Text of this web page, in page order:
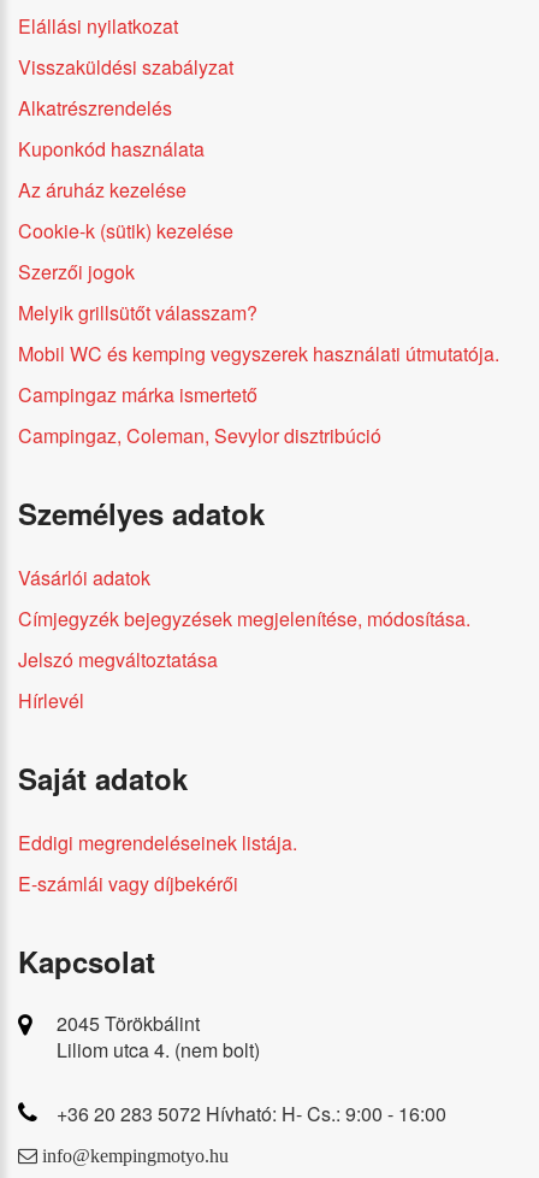
Elállási nyilatkozat
Visszaküldési szabályzat
Alkatrészrendelés
Kuponkód használata
Az áruház kezelése
Cookie-k (sütik) kezelése
Szerzői jogok
Melyik grillsütőt válasszam?
Mobil WC és kemping vegyszerek használati útmutatója.
Campingaz márka ismertető
Campingaz, Coleman, Sevylor disztribúció
Személyes adatok
Vásárlói adatok
Címjegyzék bejegyzések megjelenítése, módosítása.
Jelszó megváltoztatása
Hírlevél
Saját adatok
Eddigi megrendeléseinek listája.
E-számlái vagy díjbekérői
Kapcsolat
2045 Törökbálint
Liliom utca 4. (nem bolt)
+36 20 283 5072 Hívható: H- Cs.: 9:00 - 16:00
info@kempingmotyo.hu